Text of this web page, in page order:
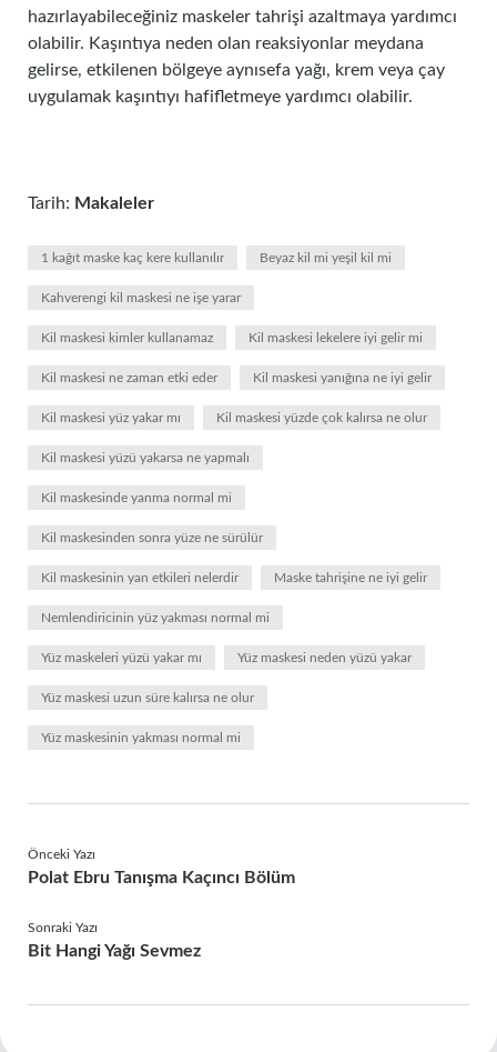
hazırlayabileceğiniz maskeler tahrişi azaltmaya yardımcı
olabilir. Kaşıntıya neden olan reaksiyonlar meydana
gelirse, etkilenen bölgeye aynısefa yağı, krem ​​veya çay
uygulamak kaşıntıyı hafifletmeye yardımcı olabilir.
Tarih: Makaleler
1 kağıt maske kaç kere kullanılır Beyaz kil mi yeşil kil mi
Kahverengi kil maskesi ne işe yarar
Kil maskesi kimler kullanamaz Kil maskesi lekelere iyi gelir mi
Kil maskesi ne zaman etki eder Kil maskesi yanığına ne iyi gelir
Kil maskesi yüz yakar mı Kil maskesi yüzde çok kalırsa ne olur
Kil maskesi yüzü yakarsa ne yapmalı
Kil maskesinde yanma normal mi
Kil maskesinden sonra yüze ne sürülür
Kil maskesinin yan etkileri nelerdir Maske tahrişine ne iyi gelir
Nemlendiricinin yüz yakması normal mi
Yüz maskeleri yüzü yakar mı Yüz maskesi neden yüzü yakar
Yüz maskesi uzun süre kalırsa ne olur
Yüz maskesinin yakması normal mi
Önceki Yazı
Polat Ebru Tanışma Kaçıncı Bölüm
Sonraki Yazı
Bit Hangi Yağı Sevmez